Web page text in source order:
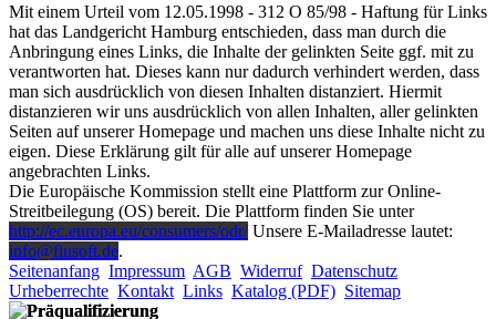
Mit einem Urteil vom 12.05.1998 - 312 O 85/98 - Haftung für Links
hat das Landgericht Hamburg entschieden, dass man durch die
Anbringung eines Links, die Inhalte der gelinkten Seite ggf. mit zu
verantworten hat. Dieses kann nur dadurch verhindert werden, dass
man sich ausdrücklich von diesen Inhalten distanziert. Hiermit
distanzieren wir uns ausdrücklich von allen Inhalten, aller gelinkten
Seiten auf unserer Homepage und machen uns diese Inhalte nicht zu
eigen. Diese Erklärung gilt für alle auf unserer Homepage
angebrachten Links.
Die Europäische Kommission stellt eine Plattform zur Online-
Streitbeilegung (OS) bereit. Die Plattform finden Sie unter
http://ec.europa.eu/consumers/odr/Unsere E-Mailadresse lautet:
info@flusoft.de.
Seitenanfang Impressum AGB Widerruf Datenschutz
Urheberrechte Kontakt Links Katalog (PDF) Sitemap